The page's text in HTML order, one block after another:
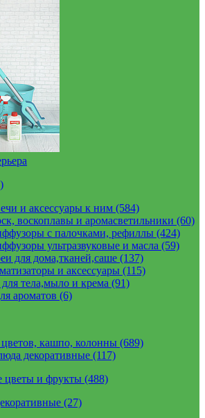
и аксессуары к ним (584)
воскоплавы и аромасветильники (60)
с палочками, рефиллы (424)
ультразвуковые и масла (59)
для дома,тканей,саше (137)
и аксессуары (115)
тела,мыло и крема (91)
ароматов (6)
кашпо, колонны (689)
декоративные (117)
цветы и фрукты (488)
(27)